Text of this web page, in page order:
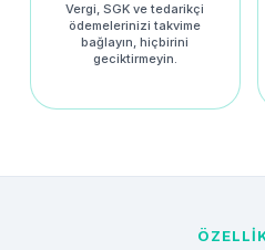
Vergi, SGK ve tedarikçi
ödemelerinizi takvime
bağlayın, hiçbirini
geciktirmeyin.